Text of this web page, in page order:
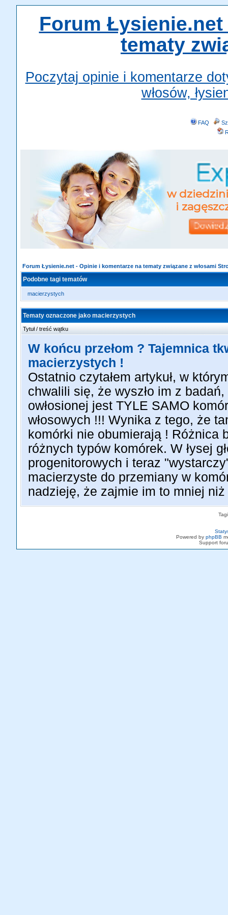
Forum
tematy
Poczytaj opinie i komentarze
włosów,
FAQ
Forum Łysienie.net - Opinie i komentarze na tematy związane z włosami
Podobne tagi tematów
macierzystych
Tematy oznaczone jako macierzystych
Tytuł / treść wątku
W końcu przełom ? Tajemnica
macierzystych !
Ostatnio czytałem artykuł, w
chwalili się, że wyszło im z badań,
owłosionej jest TYLE SAMO
włosowych !!! Wynika z tego, że
komórki nie obumierają ! Różnica
różnych typów komórek. W łysej
progenitorowych i teraz
macierzyste do przemiany w
nadzieję, że zajmie im to mniej niż
Powered by phpBB
Support